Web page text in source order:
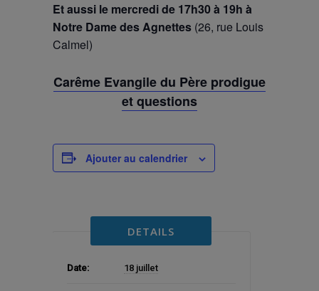
Et aussi le mercredi de 17h30 à 19h à
Notre Dame des Agnettes(26, rue Louis
Calmel)
Carême Evangile du Père prodigue
et questions
Ajouter au calendrier
DETAILS
Date: 18 juillet